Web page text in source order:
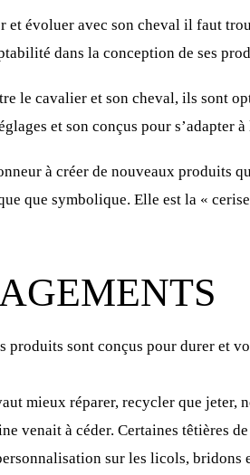
et évoluer avec son cheval il faut
dans la conception de ses
le cavalier et son cheval, ils sont
et son conçus pour s’adapter
à créer de nouveaux produits
que symbolique. Elle est la «
produits sont conçus pour durer et
mieux réparer, recycler que jeter,
venait à céder. Certaines têtières
sur les licols,